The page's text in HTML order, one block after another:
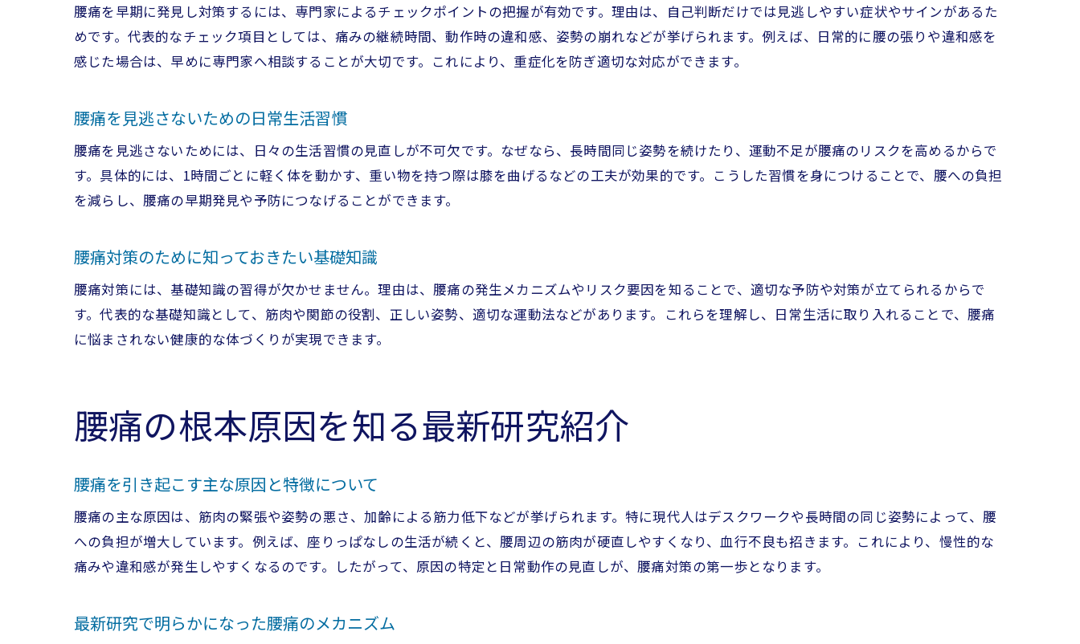
腰痛を和らげるストレッチと体の使い方
腰痛に悩まないためのセルフケア方法
腰痛改善のために大切な日々の意識改革
腰痛対策で推奨されるストレッチ方法紹介
腰痛改善を目指す運動の選び方と注意点
鍼灸治療が腰痛にもたらす効果を検証
腰痛緩和における鍼灸治療の科学的根拠
腰痛対策としての鍼灸と他療法の違い
腰痛に対する鍼灸の安全性と注意点とは
腰痛の痛みが起こるメカニズムを理解する
腰痛の痛みを緩和するための実践的アドバイス
腰痛に悩む人のための痛み対策ポイント
腰痛を早期に発見し対策するには、専門家によるチェックポイントの把握が有効です。理由は、自己判断だけでは見逃しやすい症状やサインがあるた
めです。代表的なチェック項目としては、痛みの継続時間、動作時の違和感、姿勢の崩れなどが挙げられます。例えば、日常的に腰の張りや違和感を
感じた場合は、早めに専門家へ相談することが大切です。これにより、重症化を防ぎ適切な対応ができます。
腰痛を見逃さないための日常生活習慣
腰痛を見逃さないためには、日々の生活習慣の見直しが不可欠です。なぜなら、長時間同じ姿勢を続けたり、運動不足が腰痛のリスクを高めるからで
す。具体的には、1時間ごとに軽く体を動かす、重い物を持つ際は膝を曲げるなどの工夫が効果的です。こうした習慣を身につけることで、腰への負担
を減らし、腰痛の早期発見や予防につなげることができます。
腰痛対策のために知っておきたい基礎知識
腰痛対策には、基礎知識の習得が欠かせません。理由は、腰痛の発生メカニズムやリスク要因を知ることで、適切な予防や対策が立てられるからで
す。代表的な基礎知識として、筋肉や関節の役割、正しい姿勢、適切な運動法などがあります。これらを理解し、日常生活に取り入れることで、腰痛
に悩まされない健康的な体づくりが実現できます。
腰痛の根本原因を知る最新研究紹介
腰痛を引き起こす主な原因と特徴について
腰痛の主な原因は、筋肉の緊張や姿勢の悪さ、加齢による筋力低下などが挙げられます。特に現代人はデスクワークや長時間の同じ姿勢によって、腰
への負担が増大しています。例えば、座りっぱなしの生活が続くと、腰周辺の筋肉が硬直しやすくなり、血行不良も招きます。これにより、慢性的な
痛みや違和感が発生しやすくなるのです。したがって、原因の特定と日常動作の見直しが、腰痛対策の第一歩となります。
最新研究で明らかになった腰痛のメカニズム